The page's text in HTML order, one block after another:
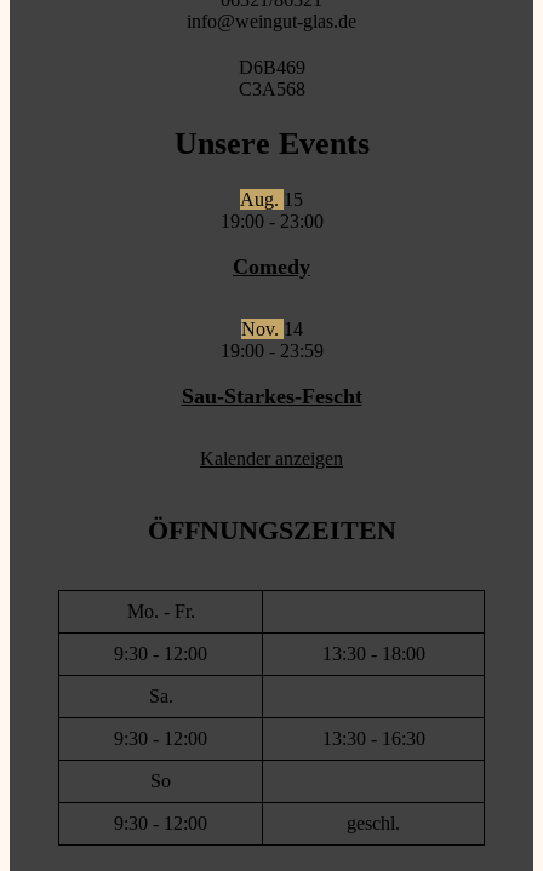
info@weingut-glas.de
D6B469
C3A568
Unsere Events
Aug. 15
19:00- 23:00
Comedy
Nov. 14
19:00- 23:59
Sau-Starkes-Fescht
Kalender anzeigen
ÖFFNUNGSZEITEN
Mo. - Fr.
9:30 - 12:00 13:30 - 18:00
Sa.
9:30 - 12:00 13:30 - 16:30
So
9:30 - 12:00 geschl.